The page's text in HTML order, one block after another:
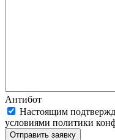
Антибот
Настоящим
условиями политики
Отправить заявку